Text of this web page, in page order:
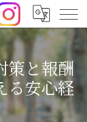
策と報酬
る安心経